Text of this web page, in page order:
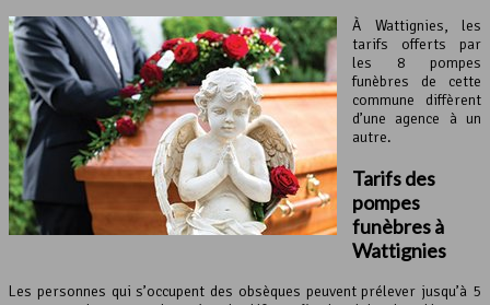
À Wattignies, les
tarifs offerts par
les 8 pompes
funèbres de cette
commune diffèrent
d’une agence à un
autre.
Tarifs des
pompes
funèbres à
Wattignies
Les personnes qui s’occupent des obsèques peuvent prélever jusqu’à 5